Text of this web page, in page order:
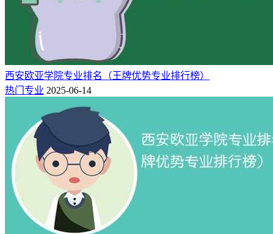
湖南应用技术学院是教育部批准的全日制本科院校。学校始创
于1994年，时称常德电脑技术学校；1998年成为高等教育学历
文凭试点院校，更名为常德电脑专修大学；2004年升格为国家
统招大专院校，更名为湖南同德职业学院；2014年升格为国家
统招本科院校，更名为湖南应用技术学院。
推进产教深度融合、校企协同育人机制，学校先后与湘云生物
科技、中国兵器江麓机电集团有限公司等企业深入开展校企合
作，先后与近 170 家社会相关企业及各政府机关单位签 署了
校企、校地联合办学及产学研用协同育人协议，与行业企业共
建稳定的实习、 实训基地 98 个。建成工程实践基地13个，建
成了7个省级创新创业教育中心，6个省级校企合作创新创业基
地，建有湖南省大学生创新创业孵化示范基地 1 个；加强教学
资源，尤其是校内实验实训条件建设，科学整合校内资源，建
西安欧亚学院专业排名（王牌优势专业排行榜）
热门专业 2025-06-14